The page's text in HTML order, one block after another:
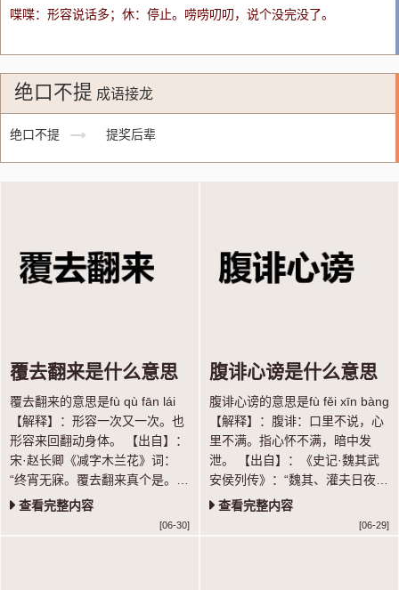
喋喋：形容说话多；休：停止。唠唠叨叨，说个没完没了。
绝口不提 成语接龙
绝口不提 提奖后辈
覆去翻来是什么意思
覆去翻来的意思是fù qù fān lái
【解释】：形容一次又一次。也
形容来回翻动身体。 【出自】：
宋·赵长卿《减字木兰花》词：
“终宵无寐。覆去翻来真个是。屈
指归期。” 【示例】：恶暖憎
寒，～病几般。 ◎明·全道人
查看完整内容
[06-30]
腹诽心谤是什么意思
腹诽心谤的意思是fù fěi xīn bàng
【解释】：腹诽：口里不说，心
里不满。指心怀不满，暗中发
泄。 【出自】：《史记·魏其武
安侯列传》：“魏其、灌夫日夜招
聚天下豪杰壮士与论议，腹非而
心谤。” 【语法】：联合式；作
查看完整内容
[06-29]